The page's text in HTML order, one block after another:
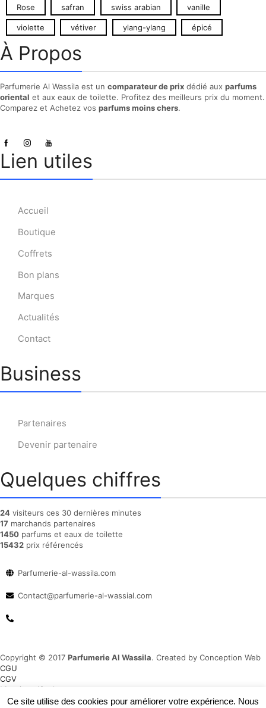
Rose safran swiss arabian vanille
violette vétiver ylang-ylang épicé
À Propos
Parfumerie Al Wassila est un comparateur de prix dédié aux parfums
oriental et aux eaux de toilette. Profitez des meilleurs prix du moment.
Comparez et Achetez vos parfums moins chers.
Lien utiles
Accueil
Boutique
Coffrets
Bon plans
Marques
Actualités
Contact
Business
Partenaires
Devenir partenaire
Quelques chiffres
24 visiteurs ces 30 dernières minutes
17 marchands partenaires
1450 parfums et eaux de toilette
15432 prix référencés
Parfumerie-al-wassila.com
Contact@parfumerie-al-wassial.com
Copyright © 2017 Parfumerie Al Wassila. Created by Conception Web
CGU
CGV
Mentions légale
Plan du site
Ce site utilise des cookies pour améliorer votre expérience. Nous